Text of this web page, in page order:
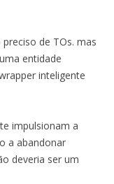
de TOs. mas
entidade
inteligente
impulsionam a
a abandonar
deveria ser um